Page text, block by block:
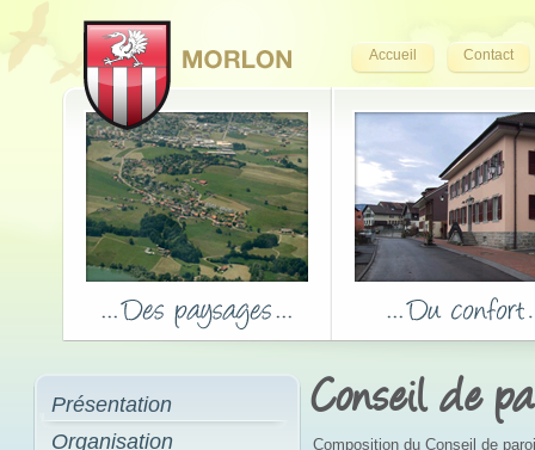
Accueil Contact
Présentation
Organisation
Conseil de
Composition du Conseil de